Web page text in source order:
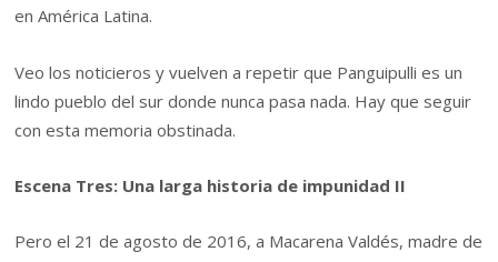
en América Latina.
Veo los noticieros y vuelven a repetir que Panguipulli es un
lindo pueblo del sur donde nunca pasa nada. Hay que seguir
con esta memoria obstinada.
Escena Tres: Una larga historia de impunidad II
Pero el 21 de agosto de 2016, a Macarena Valdés, madre de